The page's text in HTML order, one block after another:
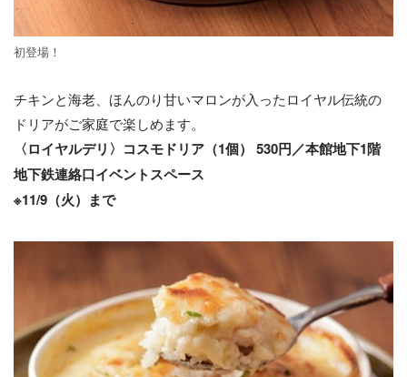
初登場！
チキンと海老、ほんのり甘いマロンが入ったロイヤル伝統の
ドリアがご家庭で楽しめます。
〈ロイヤルデリ〉コスモドリア（1個） 530円／本館地下1階
地下鉄連絡口イベントスペース
※11/9（火）まで